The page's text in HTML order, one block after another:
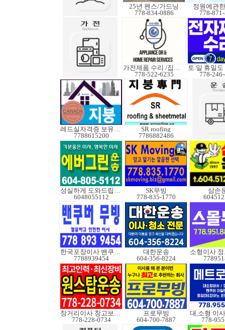
25년 펜스/가드닝
778-834-0886
정원에관
778-
가전제품 수리 /집수리
778-522-6235
778-
레드실자격증 보유업체
7788615200
SR roofing
7786882486
성실하게 도와드립니다
6048055112
SK무빙
778-835-1770
삼손
한국포장이사 밴쿠버무빙
7788939454
대한운송
604-356-8224
장거리이사 창고보관정크
778-228-0734
프로무빙
604-700-7887
778-